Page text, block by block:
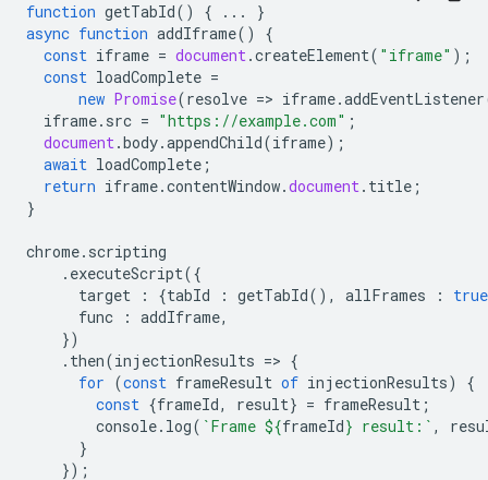
function getTabId() { ...
}
async function addIframe()
{
const iframe = document.createElement( "iframe" );
const loadComplete =
new Promise(resolve => iframe.addEventListener
iframe. src = "https://example.com" ;
document.body.appendChild(iframe);
await loadComplete ;
return iframe.contentWindow.document. title ;
}
chrome. scripting
. executeScript({
target
: {tabId : getTabId(), allFrames :
true
func
: addIframe,
})
. then(injectionResults => {
for (const frameResult of injectionResults)
{
const {frameId, result} = frameResult ;
console. log( `Frame ${frameId} result:` ,
}
});